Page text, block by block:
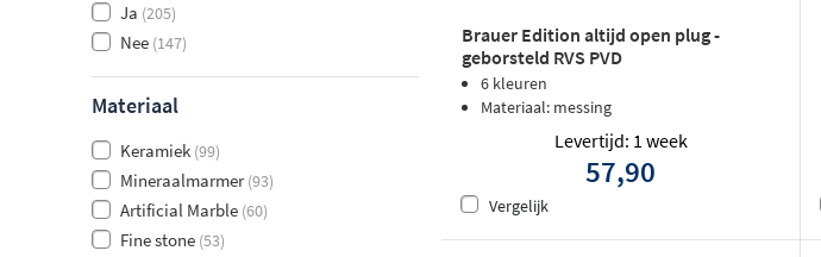
Ja (205)
Nee (147)
Materiaal
Keramiek (99)
Mineraalmarmer(93)
Artificial Marble (60)
Fine stone (53)
Brauer Edition altijd open plug -
geborsteld RVS PVD
6 kleuren
Materiaal: messing
Levertijd: 1 week
57,90
Vergelijk